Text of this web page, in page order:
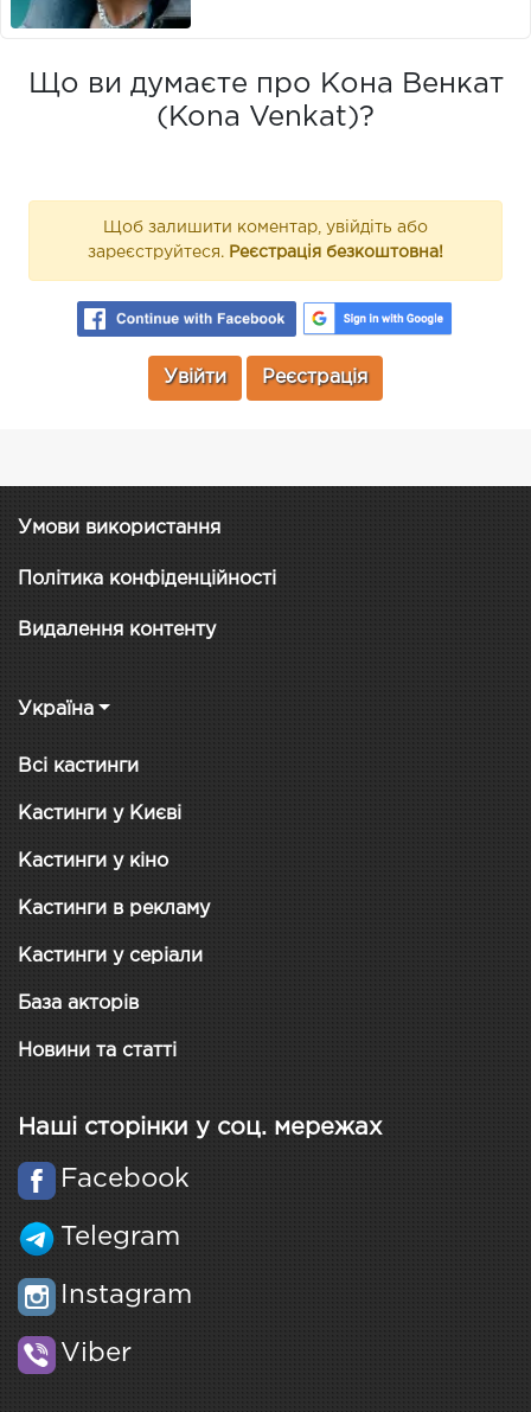
Що ви думаєте про Кона Венкат
(Kona Venkat)?
Щоб залишити коментар, увійдіть або
зареєструйтеся. Реєстрація безкоштовна!
Увійти Реєстрація
Умови використання
Політика конфіденційності
Видалення контенту
Україна
Всі кастинги
Кастинги у Києві
Кастинги у кіно
Кастинги в рекламу
Кастинги у серіали
База акторів
Новини та статті
Наші сторінки у соц. мережах
Facebook
Telegram
Instagram
Viber